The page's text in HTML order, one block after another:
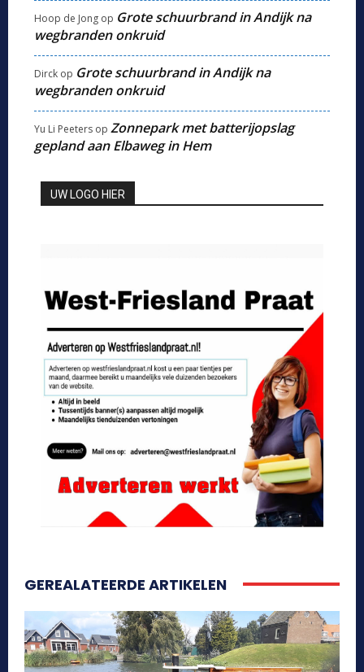
Hoop de Jong op Grote schuurbrand in Andijk na
wegbranden onkruid
Dirck op Grote schuurbrand in Andijk na
wegbranden onkruid
Yu Li Peeters op Zonnepark met batterijopslag
gepland aan Elbaweg in Hem
UW LOGO HIER
GEREALATEERDE ARTIKELEN